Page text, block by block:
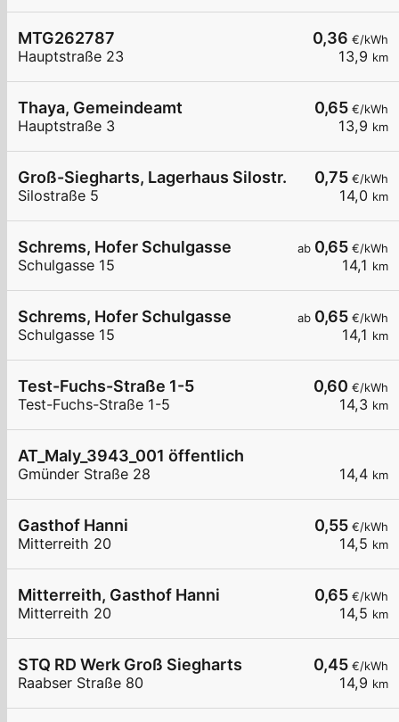
0,36 €/kWh
13,9 km
MTG262787
Hauptstraße 23
0,65 €/kWh
13,9 km
Thaya, Gemeindeamt
Hauptstraße 3
0,75 €/kWh
14,0 km
Groß-Siegharts, Lagerhaus Silostr.
Silostraße 5
ab 0,65 €/kWh
14,1 km
Schrems, Hofer Schulgasse
Schulgasse 15
ab 0,65 €/kWh
14,1 km
Schrems, Hofer Schulgasse
Schulgasse 15
0,60 €/kWh
14,3 km
Test-Fuchs-Straße 1-5
Test-Fuchs-Straße 1-5
14,4 km
AT_Maly_3943_001 öffentlich
Gmünder Straße 28
0,55 €/kWh
14,5 km
Gasthof Hanni
Mitterreith 20
0,65 €/kWh
14,5 km
Mitterreith, Gasthof Hanni
Mitterreith 20
0,45 €/kWh
14,9 km
STQ RD Werk Groß Siegharts
Raabser Straße 80